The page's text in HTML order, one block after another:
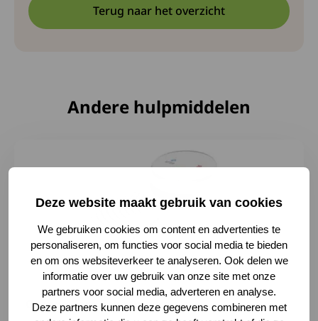
Deze website maakt gebruik van cookies
We gebruiken cookies om content en advertenties te
personaliseren, om functies voor social media te bieden
en om ons websiteverkeer te analyseren. Ook delen we
informatie over uw gebruik van onze site met onze
partners voor social media, adverteren en analyse.
Deze partners kunnen deze gegevens combineren met
Terug naar het overzicht
Andere hulpmiddelen
Orange Care lichaamsdroger
Lees meer over Orange Care lichaamsdroger